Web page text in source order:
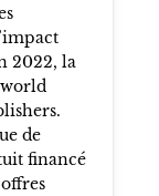
2022, la
de
financé